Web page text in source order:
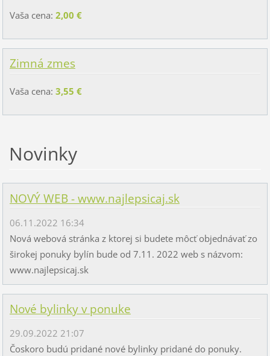
Vaša cena: 2,00 €
Zimná zmes
Vaša cena: 3,55 €
Novinky
NOVÝ WEB - www.najlepsicaj.sk
06.11.2022 16:34
Nová webová stránka z ktorej si budete môcť objednávať zo
širokej ponuky bylín bude od 7.11. 2022 web s názvom:
www.najlepsicaj.sk
Nové bylinky v ponuke
29.09.2022 21:07
Čoskoro budú pridané nové bylinky pridané do ponuky.